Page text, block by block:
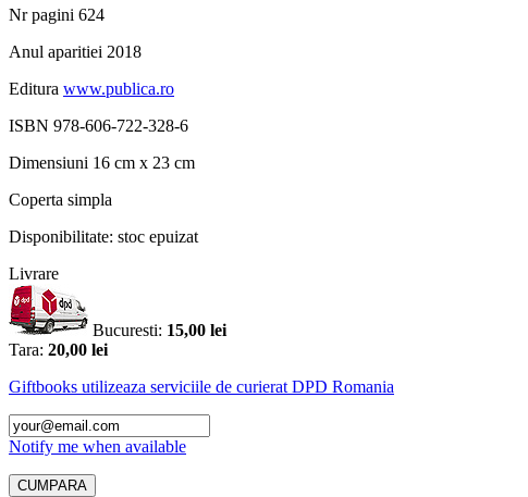
Nr pagini 624
Anul aparitiei 2018
Editura www.publica.ro
ISBN 978-606-722-328-6
Dimensiuni 16 cm x 23 cm
Coperta simpla
Disponibilitate: stoc epuizat
Livrare
Bucuresti: 15,00 lei
Tara: 20,00 lei
Giftbooks utilizeaza serviciile de curierat DPD Romania
Notify me when available